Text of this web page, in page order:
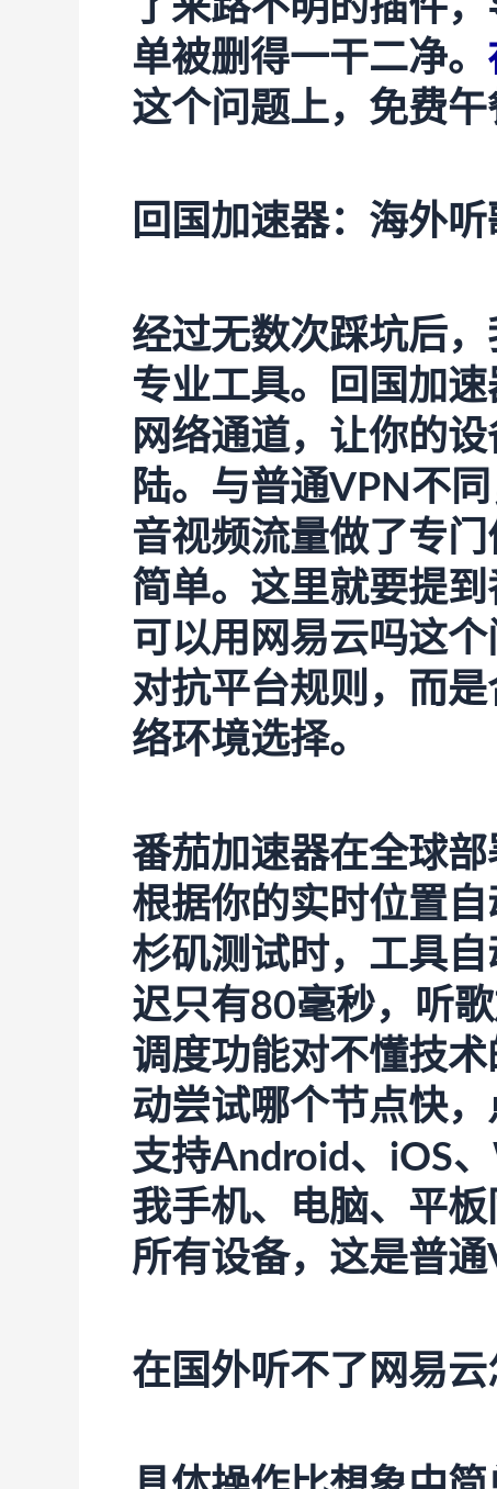
了来路不明的插件
单被删得一干二净。
这个问题上，免费午
回国加速器：海外
经过无数次踩坑后
专业工具。回国加
网络通道，让你的
陆。与普通VPN不
音视频流量做了专
简单。这里就要提到
可以用网易云吗这
对抗平台规则，而
络环境选择。
番茄加速器在全球
根据你的实时位置
杉矶测试时，工具
迟只有80毫秒，听
调度功能对不懂技
动尝试哪个节点快
支持Android、iOS
我手机、电脑、平
所有设备，这是普通
在国外听不了网易